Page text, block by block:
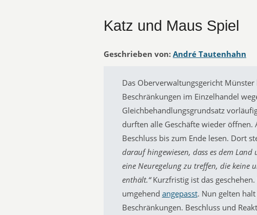
Katz und Maus Spiel
Geschrieben von: André Tautenhahn
Das Oberverwaltungsgericht
Beschränkungen im Einzelhandel
Gleichbehandlungsgrundsatz
durften alle Geschäfte wieder öffnen.
Beschluss bis zum Ende lesen. Dort
darauf hingewiesen, dass es dem
eine Neuregelung zu treffen, die keine
enthält.“Kurzfristig ist das
umgehend angepasst. Nun gelten
Beschränkungen. Beschluss und